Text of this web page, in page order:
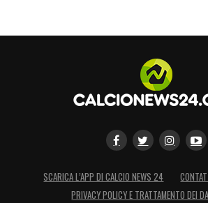
SCARICA L’APP DI CALCIO NEWS 24
PRIVACY POLICY E TRATTAMENTO DEI